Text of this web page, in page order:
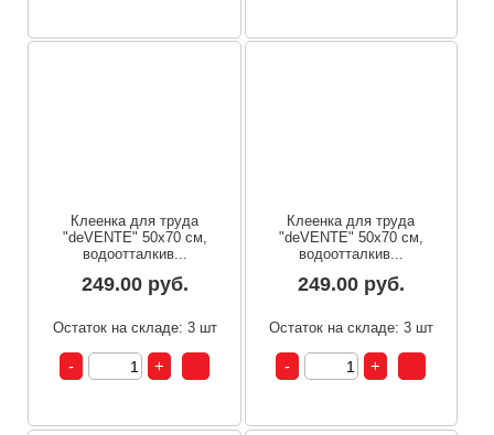
Клеенка для труда
"deVENTE" 50x70 см,
водоотталкив...
249.00 руб.
Остаток на складе: 3 шт
Клеенка для труда
"deVENTE" 50x70 см,
водоотталкив...
249.00 руб.
Остаток на складе: 3 шт